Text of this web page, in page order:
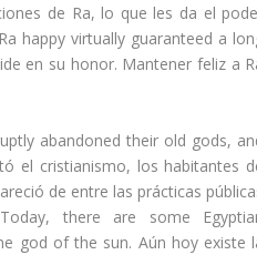
de Ra, lo que les da el
happy virtually guaranteed a
en su honor. Mantener feliz a
abandoned their old gods,
el cristianismo, los habitantes
de entre las prácticas
there are some
god of the sun. Aún hoy existe